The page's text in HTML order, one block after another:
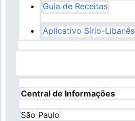
Guia de Receitas
Aplicativo Sírio-Libanês
Central de Informações
São Paulo